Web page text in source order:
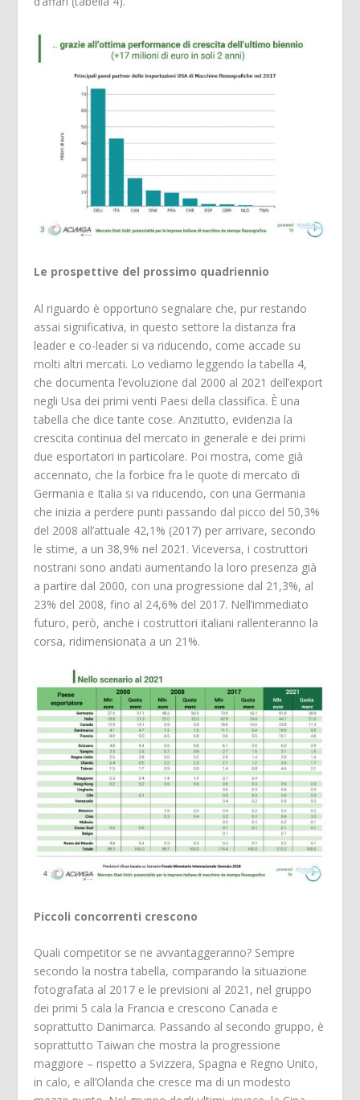
Le prospettive del prossimo quadriennio
Al riguardo è opportuno segnalare che, pur restando
assai significativa, in questo settore la distanza fra
leader e co-leader si va riducendo, come accade su
molti altri mercati. Lo vediamo leggendo la tabella 4,
che documenta l’evoluzione dal 2000 al 2021 dell’export
negli Usa dei primi venti Paesi della classifica. È una
tabella che dice tante cose. Anzitutto, evidenzia la
crescita continua del mercato in generale e dei primi
due esportatori in particolare. Poi mostra, come già
accennato, che la forbice fra le quote di mercato di
Germania e Italia si va riducendo, con una Germania
che inizia a perdere punti passando dal picco del 50,3%
del 2008 all’attuale 42,1% (2017) per arrivare, secondo
le stime, a un 38,9% nel 2021. Viceversa, i costruttori
nostrani sono andati aumentando la loro presenza già
a partire dal 2000, con una progressione dal 21,3%, al
23% del 2008, fino al 24,6% del 2017. Nell’immediato
futuro, però, anche i costruttori italiani rallenteranno la
corsa, ridimensionata a un 21%.
Piccoli concorrenti crescono
Quali competitor se ne avvantaggeranno? Sempre
secondo la nostra tabella, comparando la situazione
fotografata al 2017 e le previsioni al 2021, nel gruppo
dei primi 5 cala la Francia e crescono Canada e
soprattutto Danimarca. Passando al secondo gruppo, è
soprattutto Taiwan che mostra la progressione
maggiore – rispetto a Svizzera, Spagna e Regno Unito,
in calo, e all’Olanda che cresce ma di un modesto